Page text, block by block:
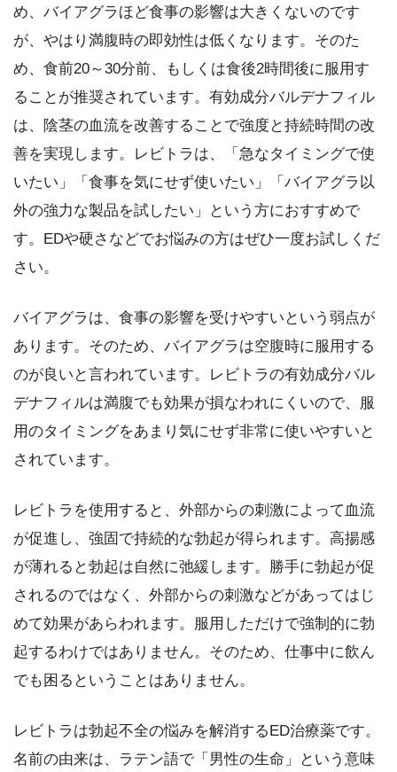
め、バイアグラほど食事の影響は大きくないのです
が、やはり満腹時の即効性は低くなります。そのた
め、食前20～30分前、もしくは食後2時間後に服用す
ることが推奨されています。有効成分バルデナフィル
は、陰茎の血流を改善することで強度と持続時間の改
善を実現します。レビトラは、「急なタイミングで使
いたい」「食事を気にせず使いたい」「バイアグラ以
外の強力な製品を試したい」という方におすすめで
す。EDや硬さなどでお悩みの方はぜひ一度お試しくだ
さい。
バイアグラは、食事の影響を受けやすいという弱点が
あります。そのため、バイアグラは空腹時に服用する
のが良いと言われています。レビトラの有効成分バル
デナフィルは満腹でも効果が損なわれにくいので、服
用のタイミングをあまり気にせず非常に使いやすいと
されています。
レビトラを使用すると、外部からの刺激によって血流
が促進し、強固で持続的な勃起が得られます。高揚感
が薄れると勃起は自然に弛緩します。勝手に勃起が促
されるのではなく、外部からの刺激などがあってはじ
めて効果があらわれます。服用しただけで強制的に勃
起するわけではありません。そのため、仕事中に飲ん
でも困るということはありません。
レビトラは勃起不全の悩みを解消するED治療薬です。
名前の由来は、ラテン語で「男性の生命」という意味